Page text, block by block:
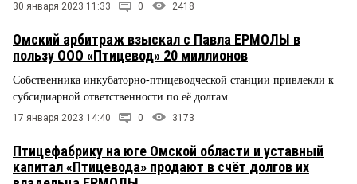
30 января 2023 11:33 0 2418
Омский арбитраж взыскал с Павла ЕРМОЛЫ в
пользу ООО «Птицевод» 20 миллионов
Собственника инкубаторно-птицеводческой станции привлекли к
субсидиарной ответственности по её долгам
17 января 2023 14:40 0 3173
Птицефабрику на юге Омской области и уставный
капитал «Птицевода» продают в счёт долгов их